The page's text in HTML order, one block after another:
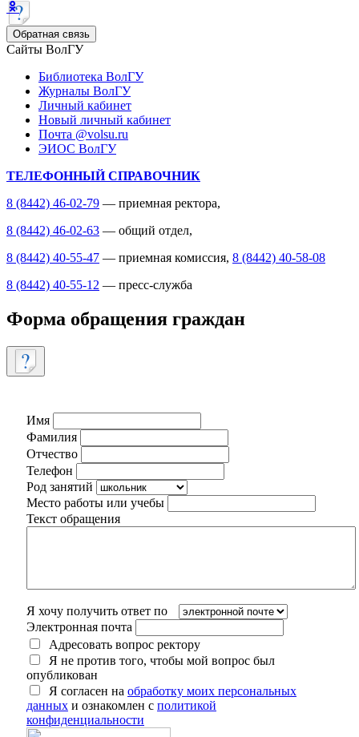
Обратная связь
Сайты ВолГУ
Библиотека ВолГУ
Журналы ВолГУ
Личный кабинет
Новый личный кабинет
Почта @volsu.ru
ЭИОС ВолГУ
ТЕЛЕФОННЫЙ СПРАВОЧНИК
8 (8442) 46-02-79 — приемная ректора,
8 (8442) 46-02-63 — общий отдел,
8 (8442) 40-55-47 — приемная комиссия, 8 (8442) 40-58-08
8 (8442) 40-55-12 — пресс-служба
Форма обращения граждан
Имя
Фамилия
Отчество
Телефон
Род занятий
Место работы или учебы
Текст обращения
Я хочу получить ответ по
Электронная почта
Адресовать вопрос ректору
Я не против того, чтобы мой вопрос был
опубликован
Я согласен на обработку моих персональных
данных и ознакомлен с политикой
конфиденциальности